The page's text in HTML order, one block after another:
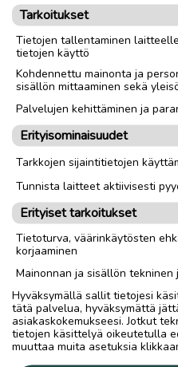
ja palautetta
ottaa vastaan. Myös
ovat aina olleet tosi
jotain apua tarvinneet.
Välillä
käveleminen.
Tarkoitukset
Tietojen tallentaminen
tietojen käyttö
Kohdennettu mainonta ja
sisällön mittaaminen sekä
Palvelujen kehittäminen ja
Erityisominaisuudet
Tarkkojen sijaintitietojen
Tunnista laitteet aktiivisesti
Erityiset tarkoitukset
Tietoturva, väärinkäytösten
korjaaminen
Mainonnan ja sisällön tekninen
Hyväksymällä sallit tietojesi
tätä palvelua, hyväksymättä
asiakaskokemukseesi. Jotkut
tietojen käsittelyä oikeutetulla
muuttaa muita asetuksia